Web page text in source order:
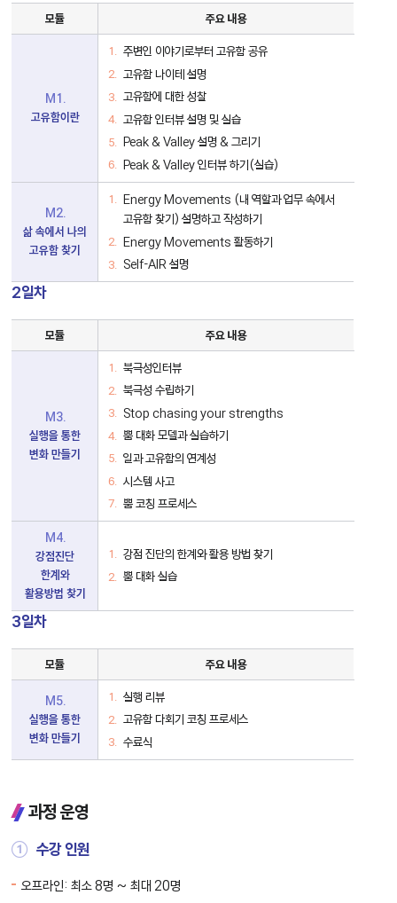
FFUM®[뿜:]
일
모듈 주요 내용
M1.
고유함이란
주변인 이야기로부터 고유함 공유
고유함 나이테 설명
고유함에 대한 성찰
고유함 인터뷰 설명 및 실습
Peak & Valley 설명 & 그리기
Peak & Valley 인터뷰 하기(실습)
M2.
삶 속에서 나의
고유함 찾기
Energy Movements (내 역할과 업무 속에서
고유함 찾기) 설명하고 작성하기
Energy Movements 활동하기
Self-AIR 설명
2일차
FFUM®[뿜:]
일
모듈 주요 내용
M3.
실행을 통한
변화 만들기
북극성인터뷰
북극성 수립하기
Stop chasing your strengths
뿜 대화 모델과 실습하기
일과 고유함의 연계성
시스템 사고
뿜 코칭 프로세스
M4.
강점진단
한계와
활용방법 찾기
강점 진단의 한계와 활용 방법 찾기
뿜 대화 실습
3일차
FFUM®[뿜:]
일
표
모듈 주요 내용
M5.
실행을 통한
변화 만들기
실행 리뷰
고유함 다회기 코칭 프로세스
수료식
과정 운영
① 수강 인원
오프라인: 최소 8명 ~ 최대 20명